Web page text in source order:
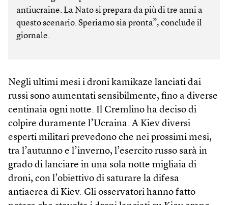
antiucraine. La Nato si prepara da più di tre anni a
questo scenario. Speriamo sia pronta”, conclude il
giornale.
Negli ultimi mesi i droni kamikaze lanciati dai
russi sono aumentati sensibilmente, fino a diverse
centinaia ogni notte. Il Cremlino ha deciso di
colpire duramente l’Ucraina. A Kiev diversi
esperti militari prevedono che nei prossimi mesi,
tra l’autunno e l’inverno, l’esercito russo sarà in
grado di lanciare in una sola notte migliaia di
droni, con l’obiettivo di saturare la difesa
antiaerea di Kiev. Gli osservatori hanno fatto